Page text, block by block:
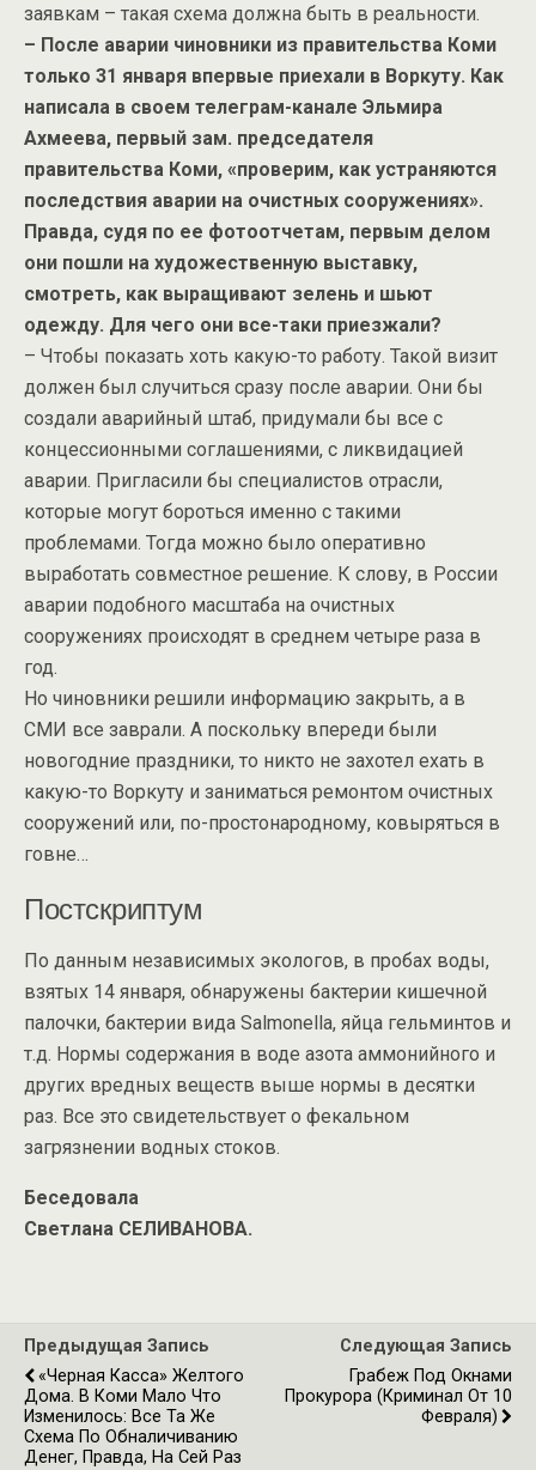
заявкам – такая схема должна быть в реальности.
– После аварии чиновники из правительства Коми
только 31 января впервые приехали в Воркуту. Как
написала в своем телеграм-канале Эльмира
Ахмеева, первый зам. председателя
правительства Коми, «проверим, как устраняются
последствия аварии на очистных сооружениях».
Правда, судя по ее фотоотчетам, первым делом
они пошли на художественную выставку,
смотреть, как выращивают зелень и шьют
одежду. Для чего они все-таки приезжали?
– Чтобы показать хоть какую-то работу. Такой визит
должен был случиться сразу после аварии. Они бы
создали аварийный штаб, придумали бы все с
концессионными соглашениями, с ликвидацией
аварии. Пригласили бы специалистов отрасли,
которые могут бороться именно с такими
проблемами. Тогда можно было оперативно
выработать совместное решение. К слову, в России
аварии подобного масштаба на очистных
сооружениях происходят в среднем четыре раза в
год.
Но чиновники решили информацию закрыть, а в
СМИ все заврали. А поскольку впереди были
новогодние праздники, то никто не захотел ехать в
какую-то Воркуту и заниматься ремонтом очистных
сооружений или, по-простонародному, ковыряться в
говне…
Постскриптум
По данным независимых экологов, в пробах воды,
взятых 14 января, обнаружены бактерии кишечной
палочки, бактерии вида Salmonella, яйца гельминтов и
т.д. Нормы содержания в воде азота аммонийного и
других вредных веществ выше нормы в десятки
раз. Все это свидетельствует о фекальном
загрязнении водных стоков.
Беседовала
Светлана СЕЛИВАНОВА.
Предыдущая Запись
«Черная Касса» Желтого
Дома. В Коми Мало Что
Изменилось: Все Та Же
Схема По Обналичиванию
Денег, Правда, На Сей Раз
Следующая Запись
Грабеж Под Окнами
Прокурора (Криминал От 10
Февраля)